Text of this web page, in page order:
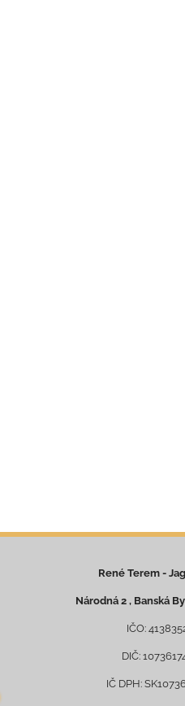
René Terem -
Národná 2 , Banská
IČO:
DIČ:
IČ DPH: